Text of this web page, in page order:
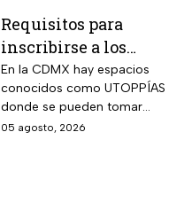
Requisitos para
inscribirse a los
talleres de la UTOPÍA
Coyoacán
En la CDMX hay espacios
conocidos como UTOPPÍAS
donde se pueden tomar
talleres y practicar deportes y
05 agosto, 2026